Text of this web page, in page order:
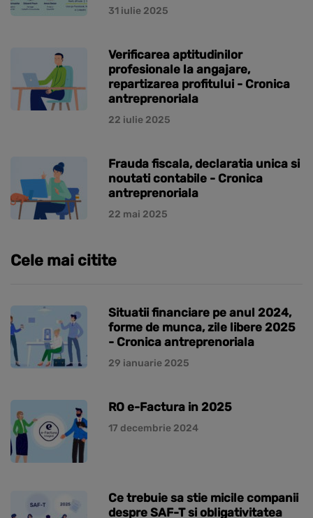
31 iulie 2025
Verificarea aptitudinilor
profesionale la angajare,
repartizarea profitului - Cronica
antreprenoriala
22 iulie 2025
Frauda fiscala, declaratia unica si
noutati contabile - Cronica
antreprenoriala
22 mai 2025
Cele mai citite
Situatii financiare pe anul 2024,
forme de munca, zile libere 2025
- Cronica antreprenoriala
29 ianuarie 2025
RO e-Factura in 2025
17 decembrie 2024
Ce trebuie sa stie micile companii
despre SAF-T si obligativitatea